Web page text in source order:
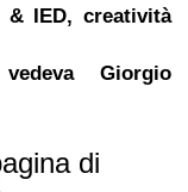
& IED, creatività
Giorgio
di